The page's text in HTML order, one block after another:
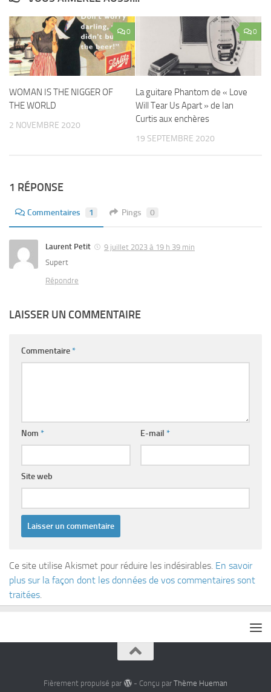
0
WOMAN IS THE NIGGER OF
THE WORLD
2 NOVEMBRE 2020
0
La guitare Phantom de « Love
Will Tear Us Apart » de Ian
Curtis aux enchères
19 SEPTEMBRE 2020
1 RÉPONSE
Commentaires 1 Pings 0
Laurent Petit
9 juillet 2023 à 19 h 39 min
Supert
Répondre
LAISSER UN COMMENTAIRE
Commentaire*
Nom * E-mail *
Site web
Ce site utilise Akismet pour réduire les indésirables. En savoir
plus sur la façon dont les données de vos commentaires sont
traitées.
Fièrement propulsé par - Conçu par Thème Hueman